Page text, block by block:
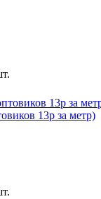
13р за метр)